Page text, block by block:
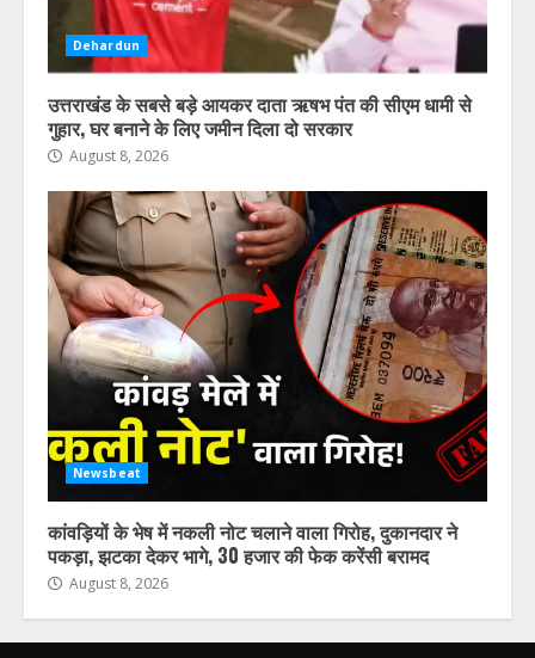
Dehardun
उत्तराखंड के सबसे बड़े आयकर दाता ऋषभ पंत की सीएम धामी से
गुहार, घर बनाने के लिए जमीन दिला दो सरकार
August 8, 2026
Newsbeat
कांवड़ियों के भेष में नकली नोट चलाने वाला गिरोह, दुकानदार ने
पकड़ा, झटका देकर भागे, 30 हजार की फेक करेंसी बरामद
August 8, 2026